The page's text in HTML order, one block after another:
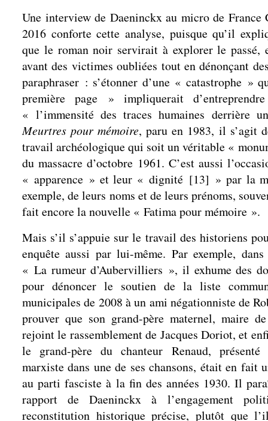
Une interview de Daeninckx au micro de
2016 conforte cette analyse, puisque qu’il
que le roman noir servirait à explorer le passé,
avant des victimes oubliées tout en dénonçant
paraphraser : s’étonner d’une « catastrophe »
première page » impliquerait
« l’immensité des traces humaines derrière
Meurtres pour mémoire, paru en 1983, il s’agit
travail archéologique qui soit un véritable «
du massacre d’octobre 1961. C’est aussi
« apparence » et leur « dignité [13] » par la
exemple, de leurs noms et de leurs prénoms,
fait encore la nouvelle « Fatima pour mémoire ».
Mais s’il s’appuie sur le travail des historiens
enquête aussi par lui-même. Par exemple,
« La rumeur d’Aubervilliers », il exhume des
pour dénoncer le soutien de la liste
municipales de 2008 à un ami négationniste de
prouver que son grand-père maternel, maire
rejoint le rassemblement de Jacques Doriot, et
le grand-père du chanteur Renaud,
marxiste dans une de ses chansons, était en fait
au parti fasciste à la fin des années 1930. Il
rapport de Daeninckx à l’engagement
reconstitution historique précise, plutôt que